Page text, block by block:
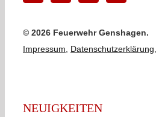
© 2026 Feuerwehr Genshagen.
Impressum
Datenschutzerklärung
NEUIGKEITEN